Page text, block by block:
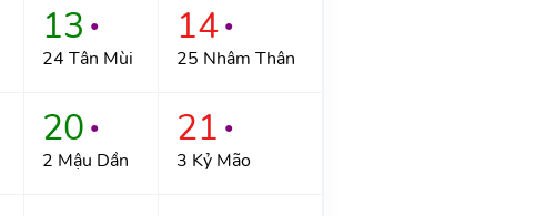
13 ●
24 Tân Mùi
14 ●
25 Nhâm Thân
20 ●
2 Mậu Dần
21 ●
3 Kỷ Mão